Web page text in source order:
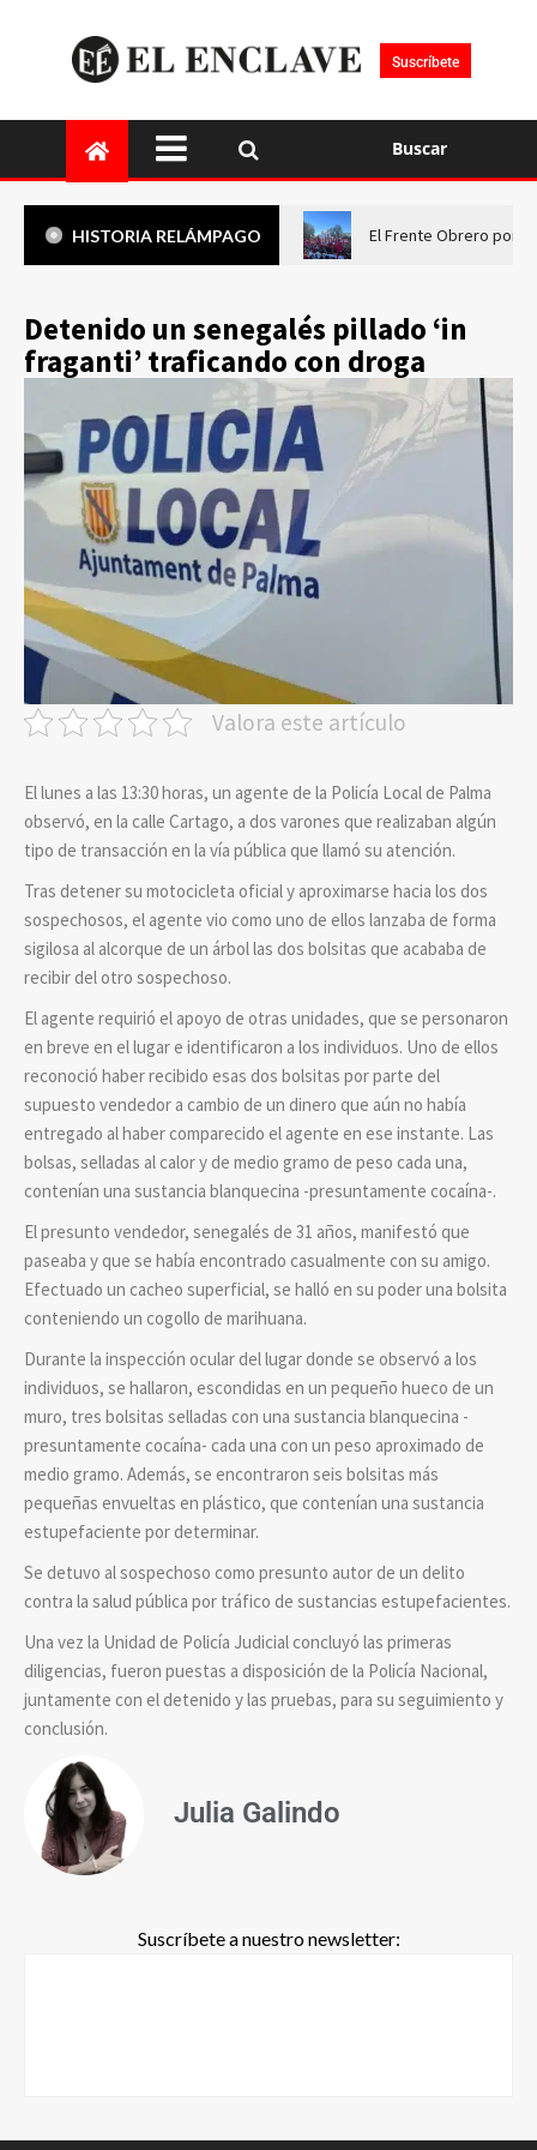
Suscríbete
Buscar
HISTORIA RELÁMPAGO El Frente Obrero pone
Detenido un senegalés pillado ‘in
fraganti’ traficando con droga
Valora este artículo
El lunes a las 13:30 horas, un agente de la Policía Local de Palma
observó, en la calle Cartago, a dos varones que realizaban algún
tipo de transacción en la vía pública que llamó su atención.
Tras detener su motocicleta oficial y aproximarse hacia los dos
sospechosos, el agente vio como uno de ellos lanzaba de forma
sigilosa al alcorque de un árbol las dos bolsitas que acababa de
recibir del otro sospechoso.
El agente requirió el apoyo de otras unidades, que se personaron
en breve en el lugar e identificaron a los individuos. Uno de ellos
reconoció haber recibido esas dos bolsitas por parte del
supuesto vendedor a cambio de un dinero que aún no había
entregado al haber comparecido el agente en ese instante. Las
bolsas, selladas al calor y de medio gramo de peso cada una,
contenían una sustancia blanquecina -presuntamente cocaína-.
El presunto vendedor, senegalés de 31 años, manifestó que
paseaba y que se había encontrado casualmente con su amigo.
Efectuado un cacheo superficial, se halló en su poder una bolsita
conteniendo un cogollo de marihuana.
Durante la inspección ocular del lugar donde se observó a los
individuos, se hallaron, escondidas en un pequeño hueco de un
muro, tres bolsitas selladas con una sustancia blanquecina -
presuntamente cocaína- cada una con un peso aproximado de
medio gramo. Además, se encontraron seis bolsitas más
pequeñas envueltas en plástico, que contenían una sustancia
estupefaciente por determinar.
Se detuvo al sospechoso como presunto autor de un delito
contra la salud pública por tráfico de sustancias estupefacientes.
Una vez la Unidad de Policía Judicial concluyó las primeras
diligencias, fueron puestas a disposición de la Policía Nacional,
juntamente con el detenido y las pruebas, para su seguimiento y
conclusión.
Julia Galindo
Suscríbete a nuestro newsletter: